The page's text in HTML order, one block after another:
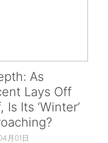
As
Lays Off
Is Its ‘Winter’
月01日